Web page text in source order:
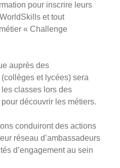
pour inscrire leurs
et tout
« Challenge
auprès des
et lycées) sera
classes lors des
découvrir les métiers.
conduiront des actions
réseau d’ambassadeurs
d’engagement au sein